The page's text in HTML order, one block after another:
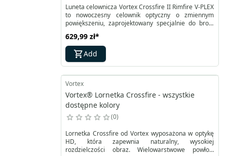
Luneta celownicza Vortex Crossfire II Rimfire V-PLEX
to nowoczesny celownik optyczny o zmiennym
powiększeniu, zaprojektowany specjalnie do broni
celownik wyróżnia się na tle konkurencji w swojej
klasie cenowej. Gwarantuje jasny, ostry obraz,
szybkie ostrzenie, wielowarstwowe powłoki na
soczewkach oraz udoskonalone zerowanie
komfort użytkowania.
629,99 zł*
Add
Vortex
Vortex® Lornetka Crossfire - wszystkie
dostępne kolory
0
Lornetka Crossfire od Vortex wyposażona w optykę
HD, która zapewnia naturalny, wysokiej
rozdzielczości obraz. Wielowarstwowe powłoki